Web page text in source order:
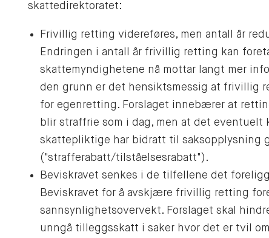
skattedirektoratet:
Frivillig retting videreføres, men antall år
Endringen i antall år frivillig retting kan
skattemyndighetene nå mottar langt mer
den grunn er det hensiktsmessig at frivillig
for egenretting. Forslaget innebærer at
blir straffrie som i dag, men at det
skattepliktige har bidratt til saksopplysning
("strafferabatt/tilståelsesrabatt").
Beviskravet senkes i de tilfellene det
Beviskravet for å avskjære frivillig retting
sannsynlighetsovervekt. Forslaget skal
unngå tilleggsskatt i saker hvor det er tvil